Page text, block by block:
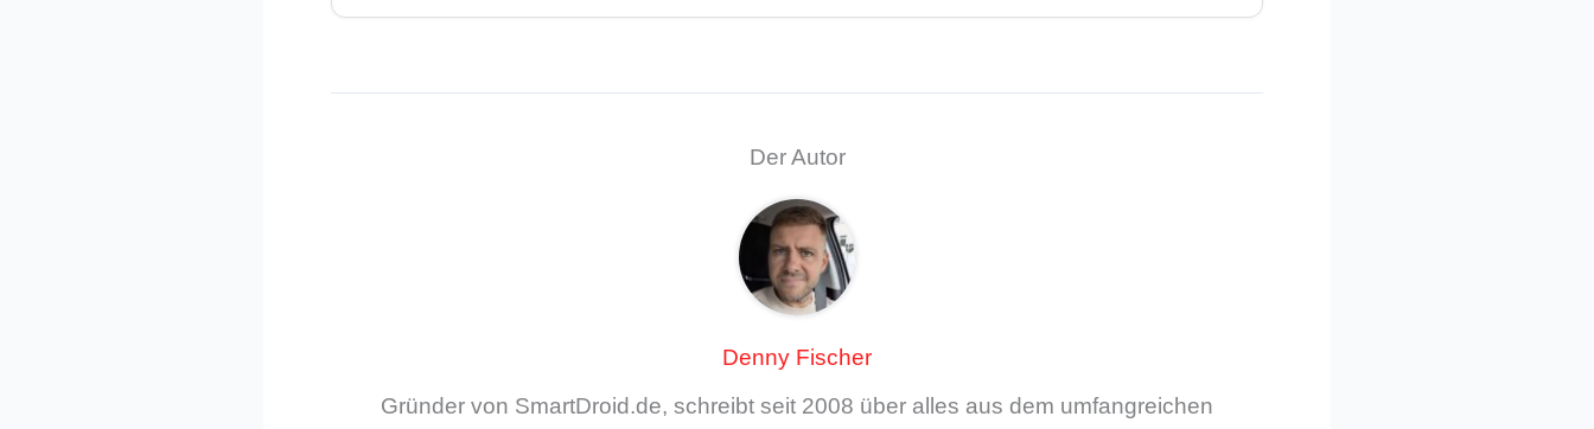
Der Autor
Denny Fischer
Gründer von SmartDroid.de, schreibt seit 2008 über alles aus dem umfangreichen